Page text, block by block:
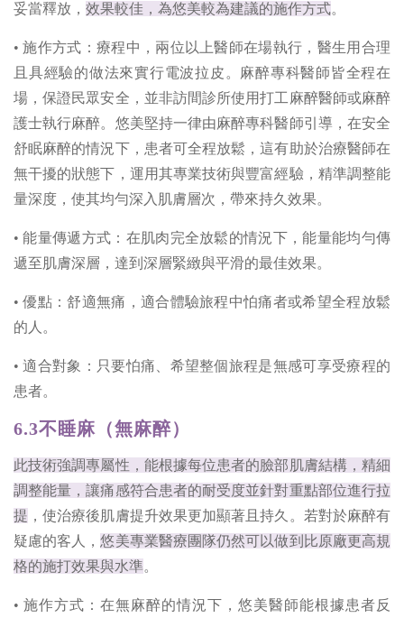
妥當釋放， 效果較佳，為悠美較為建議的施作方式。
• 施作方式：療程中，兩位以上醫師在場執行，醫生用合理
且具經驗的做法來實行電波拉皮。麻醉專科醫師皆全程在
場，保證民眾安全，並非訪間診所使用打工麻醉醫師或麻醉
護士執行麻醉。悠美堅持一律由麻醉專科醫師引導，在安全
舒眠麻醉的情況下，患者可全程放鬆，這有助於治療醫師在
無干擾的狀態下，運用其專業技術與豐富經驗，精準調整能
量深度，使其均勻深入肌膚層次，帶來持久效果。
• 能量傳遞方式：在肌肉完全放鬆的情況下，能量能均勻傳
遞至肌膚深層，達到深層緊緻與平滑的最佳效果。
• 優點：舒適無痛，適合體驗旅程中怕痛者或希望全程放鬆
的人。
• 適合對象：只要怕痛、希望整個旅程是無感可享受療程的
患者。
6.3不睡麻（無麻醉）
此技術強調專屬性，能根據每位患者的臉部肌膚結構，精細
調整能量，讓痛感符合患者的耐受度並針對重點部位進行拉
提 ，使治療後肌膚提升效果更加顯著且持久。若對於麻醉有
疑慮的客人，悠美專業醫療團隊仍然可以做到比原廠更高規
格的施打效果與水準。
• 施作方式：在無麻醉的情況下，悠美醫師能根據患者反